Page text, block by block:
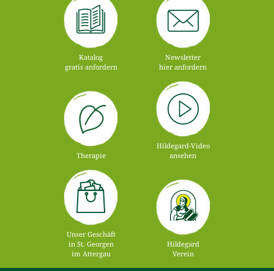
Katalog
gratis anfordern
Newsletter
hier anfordern
Therapie
Hildegard-Video
ansehen
Unser Geschäft
in St. Georgen
im Attergau
Hildegard
Verein